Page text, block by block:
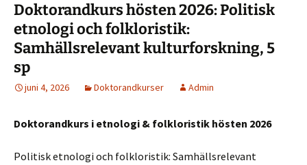
Doktorandkurs hösten 2026: Politisk
etnologi och folkloristik:
Samhällsrelevant kulturforskning, 5
sp
juni 4, 2026 Doktorandkurser Admin
Doktorandkurs i etnologi & folkloristik hösten 2026
Politisk etnologi och folkloristik: Samhällsrelevant